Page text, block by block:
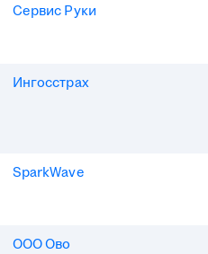
Сервис Руки
Ингосстрах
SparkWave
ООО Ово